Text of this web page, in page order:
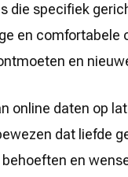
die specifiek
en comfortabele
en
online daten op
dat liefde
en